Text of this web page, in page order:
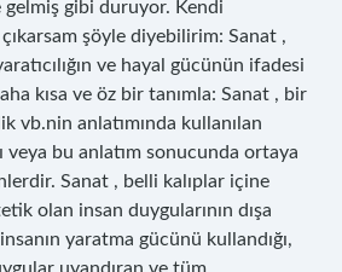
gelmiş gibi duruyor. Kendi
şöyle diyebilirim: Sanat ,
ve hayal gücünün ifadesi
kısa ve öz bir tanımla: Sanat , bir
vb.nin anlatımında kullanılan
veya bu anlatım sonucunda ortaya
Sanat , belli kalıplar içine
olan insan duygularının dışa
yaratma gücünü kullandığı,